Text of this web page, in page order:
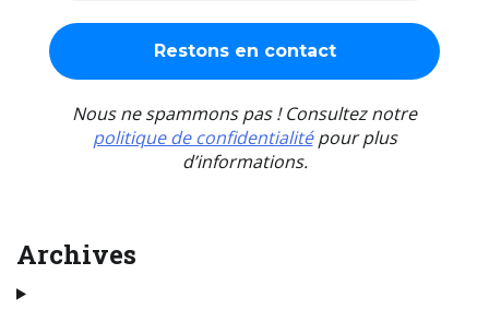
Nous ne spammons pas ! Consultez notre
politique de confidentialitépour plus
d’informations.
Archives